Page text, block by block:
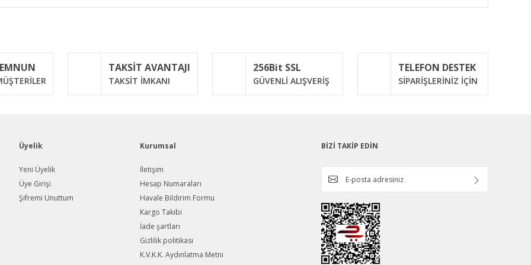
Yorum Yaz
Gönder
TAKSİT AVANTAJI
TAKSİT İMKANI
256Bit SSL
GÜVENLİ ALIŞVERİŞ
TELEFON DESTEK
SİPARİŞLERİNİZ İÇİN
Üyelik
Yeni Üyelik
Üye Girişi
Şifremi Unuttum
Kurumsal
İletişim
Hesap Numaraları
Havale Bildirim Formu
Kargo Takibi
İade şartları
Gizlilik politikası
K.V.K.K. Aydınlatma Metni
BİZİ TAKİP EDİN